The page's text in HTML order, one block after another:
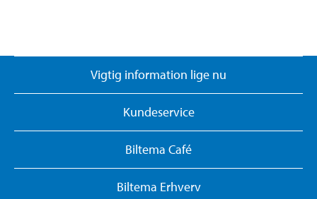
Vigtig information lige nu
Kundeservice
Biltema Café
Biltema Erhverv